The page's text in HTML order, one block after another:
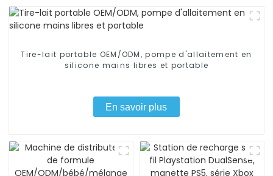
Tire-lait portable OEM/ODM, pompe d'allaitement en
silicone mains libres et portable
En savoir plus